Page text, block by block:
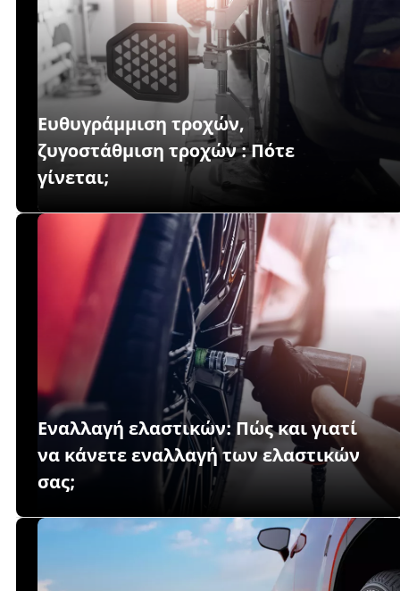
Ευθυγράμμιση τροχών,
ζυγοστάθμιση τροχών : Πότε
γίνεται;
Εναλλαγή ελαστικών: Πώς και γιατί
να κάνετε εναλλαγή των ελαστικών
σας;